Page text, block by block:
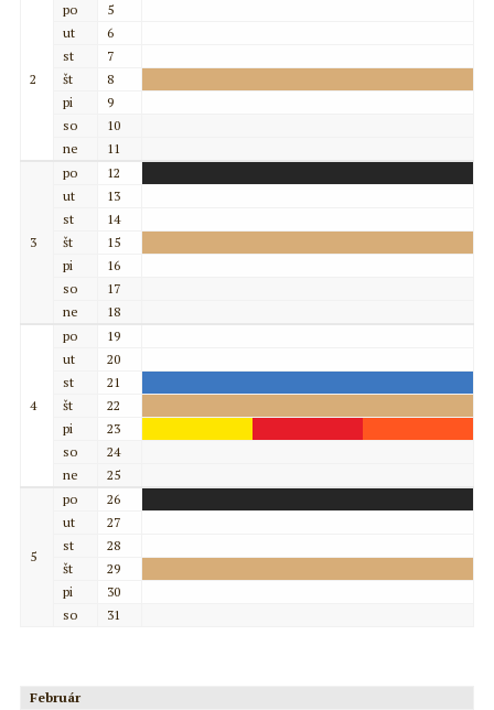
2
po
5
ut
6
st
7
št
8
pi
9
so
10
ne
11
3
po
12
ut
13
st
14
št
15
pi
16
so
17
ne
18
4
po
19
ut
20
st
21
št
22
pi
23
so
24
ne
25
5
po
26
ut
27
st
28
št
29
pi
30
so
31
Február